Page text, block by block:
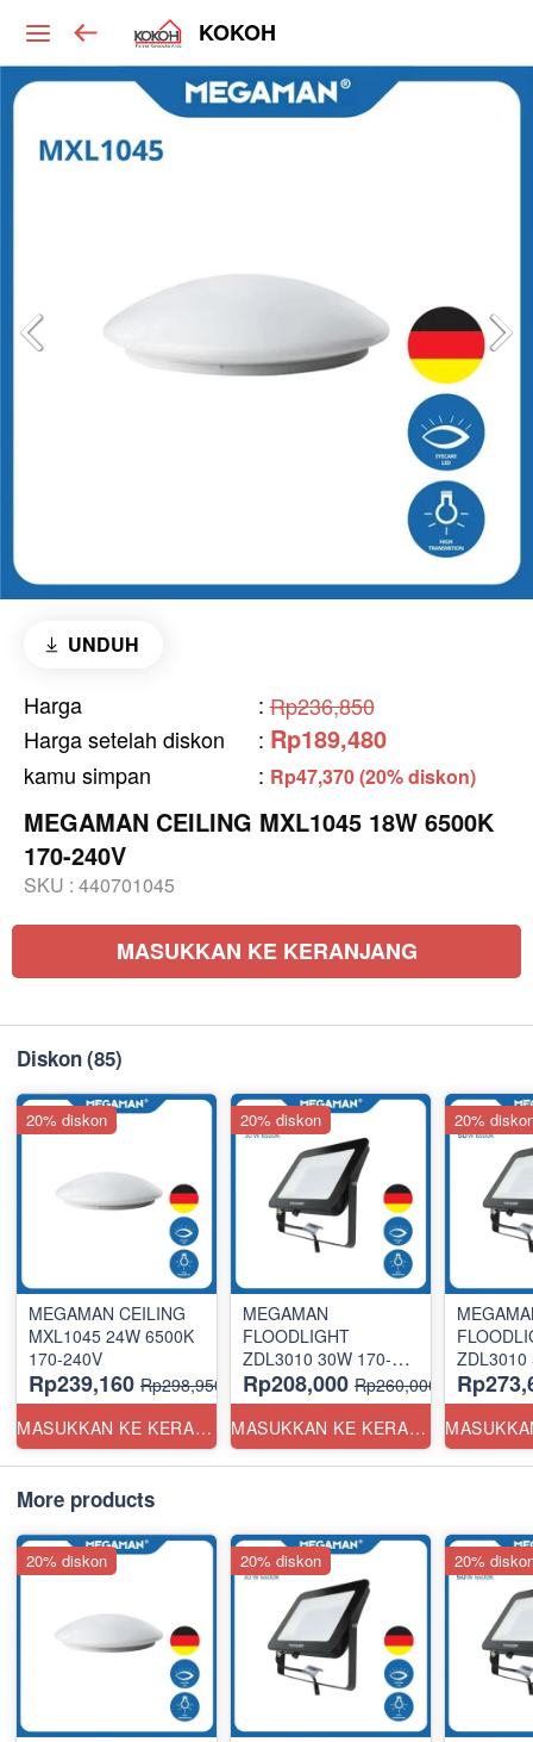
KOKOH
UNDUH
Harga : Rp236,850
Harga setelah diskon
: Rp189,480
kamu simpan : Rp47,370 (20% diskon)
MEGAMAN CEILING MXL1045 18W 6500K
170-240V
SKU : 440701045
MASUKKAN KE KERANJANG
Diskon(85)
MEGAMAN CEILING
MXL1045 24W 6500K
170-240V
Rp239,160 Rp298,950
MASUKKAN KE KERANJANG
20% diskon
MEGAMAN
FLOODLIGHT
ZDL3010 30W 170-
240V 6500K
Rp208,000 Rp260,000
MASUKKAN KE KERANJANG
20% diskon
ZDL3010
240V
20%
More products
20% diskon 20% diskon 20%